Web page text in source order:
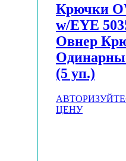
Крючки
w/EYE
Овнер
(5 уп.)
ЦЕНУ